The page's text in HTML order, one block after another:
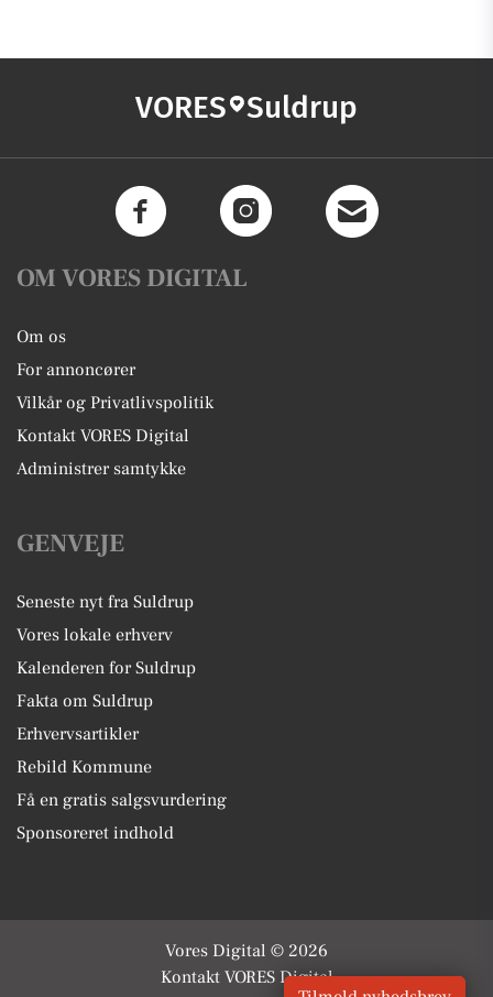
VORES Suldrup
OM VORES DIGITAL
Om os
For annoncører
Vilkår og Privatlivspolitik
Kontakt VORES Digital
Administrer samtykke
GENVEJE
Seneste nyt fra Suldrup
Vores lokale erhverv
Kalenderen for Suldrup
Fakta om Suldrup
Erhvervsartikler
Rebild Kommune
Få en gratis salgsvurdering
Sponsoreret indhold
Vores Digital © 2026
Kontakt VORES Digital